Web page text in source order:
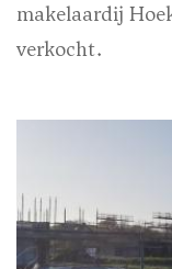
makelaardij
verkocht.